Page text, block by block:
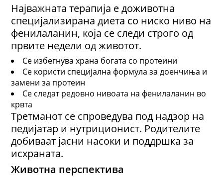
Најважната терапија е доживотна
специјализирана диета со ниско ниво на
фенилаланин, која се следи строго од
првите недели од животот.
Се избегнува храна богата со протеини
Се користи специјална формула за доенчиња и
замени за протеин
Се следат редовно нивоата на фенилаланин во
крвта
Третманот се спроведува под надзор на
педијатар и нутриционист. Родителите
добиваат јасни насоки и поддршка за
исхраната.
Животна перспектива